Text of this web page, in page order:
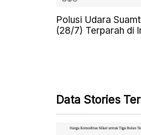
Polusi Udara
(28/7) Terparah di
Data Stories